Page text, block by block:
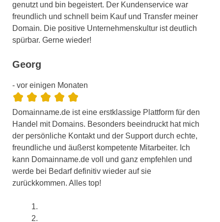
genutzt und bin begeistert. Der Kundenservice war
freundlich und schnell beim Kauf und Transfer meiner
Domain. Die positive Unternehmenskultur ist deutlich
spürbar. Gerne wieder!
Georg
- vor einigen Monaten
Domainname.de ist eine erstklassige Plattform für den
Handel mit Domains. Besonders beeindruckt hat mich
der persönliche Kontakt und der Support durch echte,
freundliche und äußerst kompetente Mitarbeiter. Ich
kann Domainname.de voll und ganz empfehlen und
werde bei Bedarf definitiv wieder auf sie
zurückkommen. Alles top!